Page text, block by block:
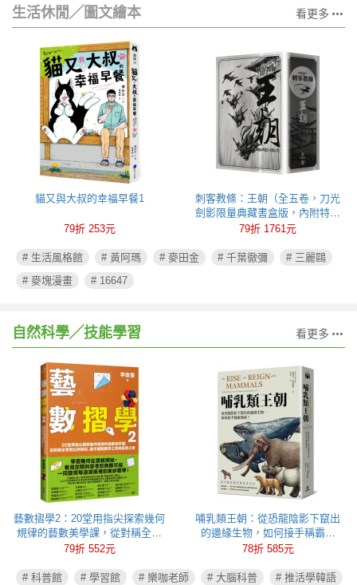
生活休閒╱圖文繪本 看更多
貓又與大叔的幸福早餐1
79折 253元
刺客教條：王朝（全五卷，刀光
劍影限量典藏書盒版，內附特製
刺客水墨古風海報）
79折 1761元
# 生活風格館 # 黃阿瑪 # 麥田金 # 千葉徹彌
# 三麗鷗
# 麥塊漫畫
# 16647
自然科學╱技能學習 看更多
藝數摺學2：20堂用指尖探索幾何
規律的藝數美學課，從對稱全等
到比例相似，動手體驗數學之用
79折 552元
哺乳類王朝：從恐龍陰影下竄出
的邊緣生物，如何接手稱霸地
球？
78折 585元
# 科普館 # 學習館 # 樂咖老師 # 大腦科普
# 推活學韓語